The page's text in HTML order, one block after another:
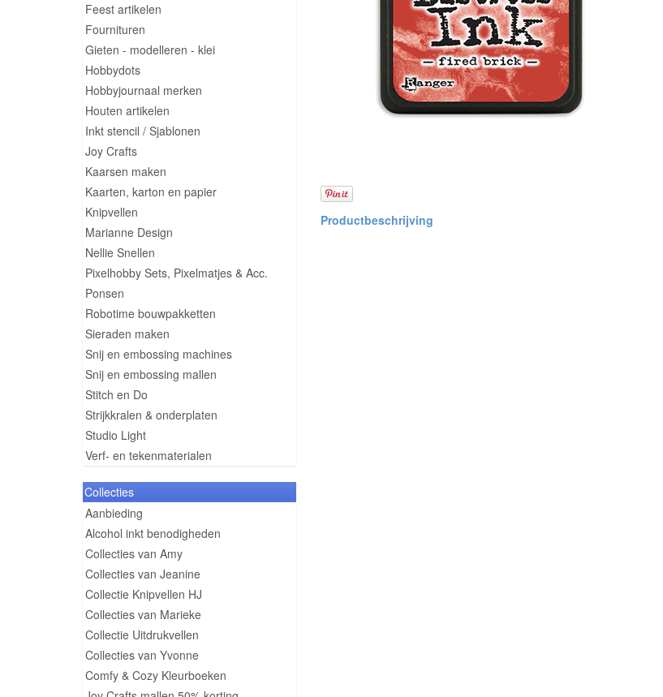
Feest artikelen
Fournituren
Gieten - modelleren - klei
Hobbydots
Hobbyjournaal merken
Houten artikelen
Inkt stencil / Sjablonen
Joy Crafts
Kaarsen maken
Kaarten, karton en papier
Knipvellen
Marianne Design
Nellie Snellen
Pixelhobby Sets, Pixelmatjes & Acc.
Ponsen
Robotime bouwpakketten
Sieraden maken
Snij en embossing machines
Snij en embossing mallen
Stitch en Do
Strijkkralen & onderplaten
Studio Light
Verf- en tekenmaterialen
Collecties
Aanbieding
Alcohol inkt benodigheden
Collecties van Amy
Collecties van Jeanine
Collectie Knipvellen HJ
Collecties van Marieke
Collectie Uitdrukvellen
Collecties van Yvonne
Comfy & Cozy Kleurboeken